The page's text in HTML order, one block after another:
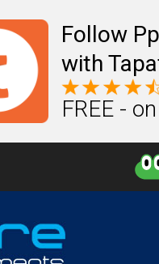
Follow
with
FREE -